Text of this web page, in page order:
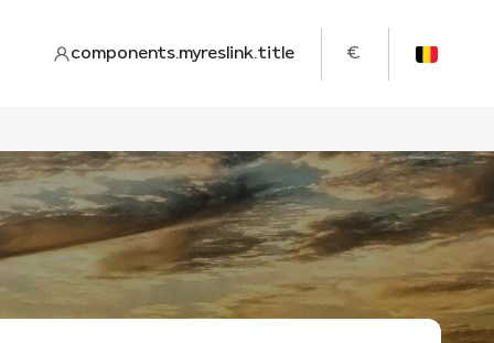
components.myreslink.title €